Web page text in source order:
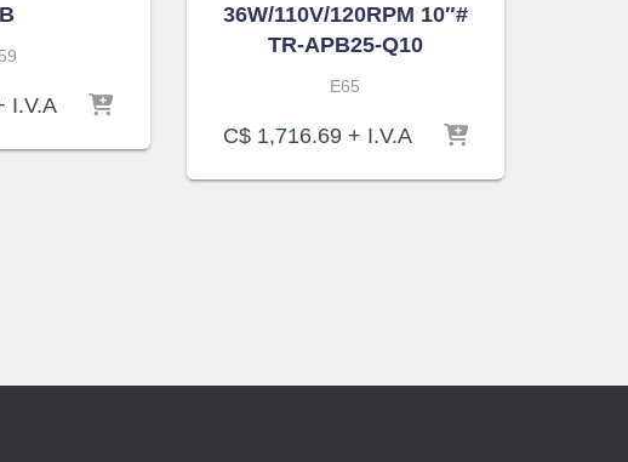
I.V.A
36W/110V/120RPM 10″#
TR-APB25-Q10
E65
C$1,716.69+ I.V.A